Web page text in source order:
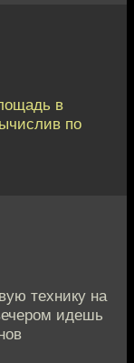
в
по
технику на
идешь